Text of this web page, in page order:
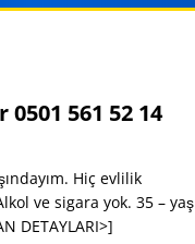
561 52 14
Hiç evlilik
ve sigara yok. 35 – yaş
DETAYLARI>]